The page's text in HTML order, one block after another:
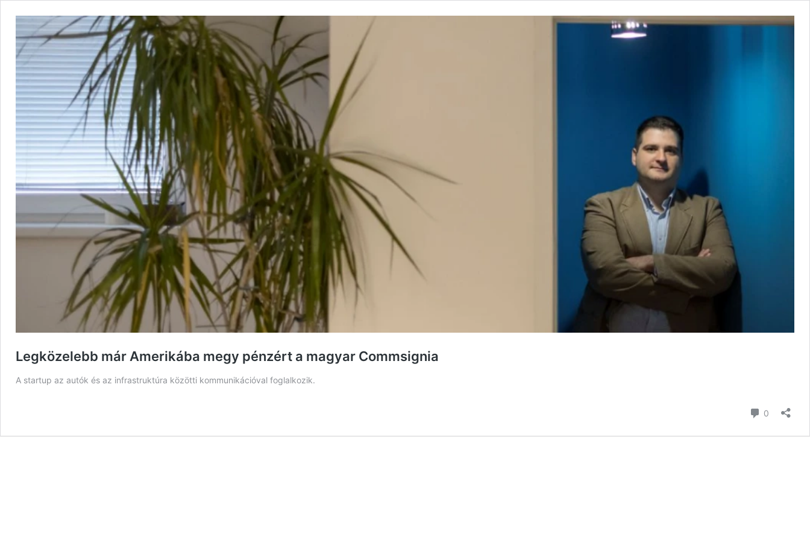
Legközelebb már Amerikába megy pénzért a magyar Commsignia
A startup az autók és az infrastruktúra közötti kommunikációval foglalkozik.
0